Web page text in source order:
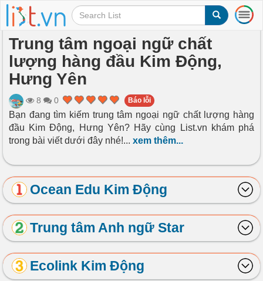
T
o
i
i
o
n
Trung tâm ngoại ngữ chất
lượng hàng đầu Kim Động,
Hưng Yên
8 0 Báo lỗi
Bạn đang tìm kiếm trung tâm ngoại ngữ chất lượng hàng
đầu Kim Động, Hưng Yên? Hãy cùng List.vn khám phá
trong bài viết dưới đây nhé!... xem thêm...
Ocean Edu Kim Động
Trung tâm Anh ngữ Star
Ecolink Kim Động